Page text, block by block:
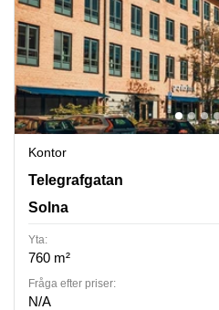
Kontor
Solna, Telegrafgatan 4, Solna
Telegrafgatan
Solna
Yta:
760 m²
Fråga efter priser:
N/A